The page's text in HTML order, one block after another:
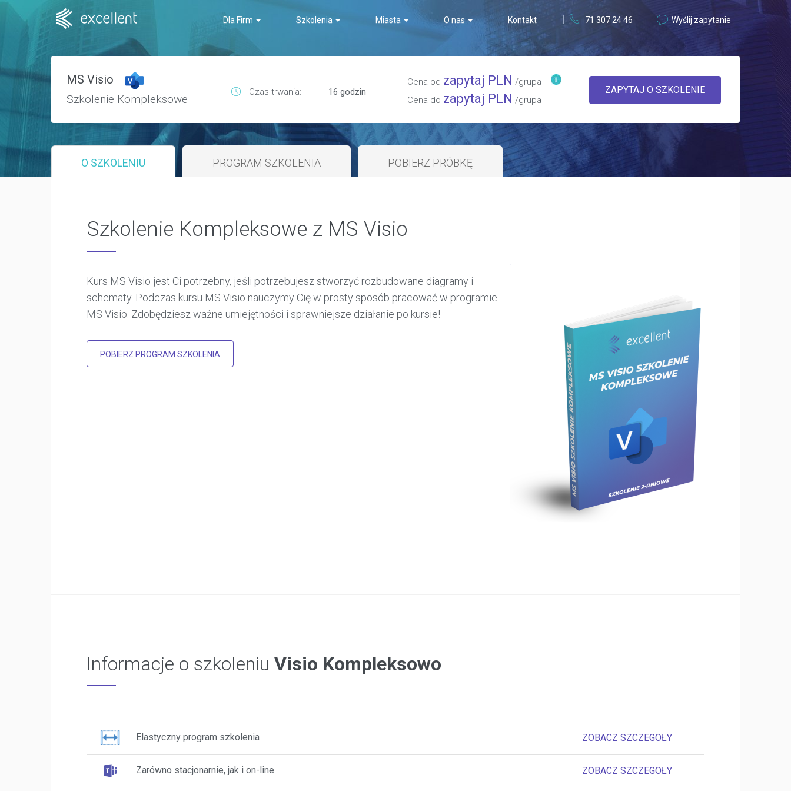
71 307 24 46 Wyślij zapytanie
Dla Firm Szkolenia Miasta O nas Kontakt
MS Visio
Szkolenie Kompleksowe
Czas trwania: 16 godzin
Cena od zapytaj PLN /grupa
Cena do zapytaj PLN /grupa
ZAPYTAJ O SZKOLENIE
O SZKOLENIU PROGRAM SZKOLENIA POBIERZ PRÓBKĘ
Szkolenie Kompleksowe z MS Visio
Kurs MS Visio jest Ci potrzebny, jeśli potrzebujesz stworzyć rozbudowane diagramy i
schematy. Podczas kursu MS Visio nauczymy Cię w prosty sposób pracować w programie
MS Visio. Zdobędziesz ważne umiejętności i sprawniejsze działanie po kursie!
POBIERZ PROGRAM SZKOLENIA
Informacje o szkoleniu Visio Kompleksowo
Elastyczny program szkolenia ZOBACZ SZCZEGOŁY
Zarówno stacjonarnie, jak i on-line ZOBACZ SZCZEGOŁY